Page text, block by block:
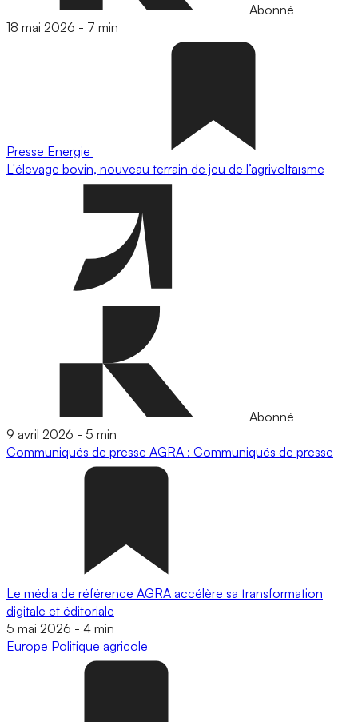
Abonné
18 mai 2026 - 7 min
Presse Energie
L'élevage bovin, nouveau terrain de jeu de l’agrivoltaïsme
Abonné
9 avril 2026 - 5 min
Communiqués de presse AGRA : Communiqués de presse
Le média de référence AGRA accélère sa transformation
digitale et éditoriale
5 mai 2026 - 4 min
Europe Politique agricole